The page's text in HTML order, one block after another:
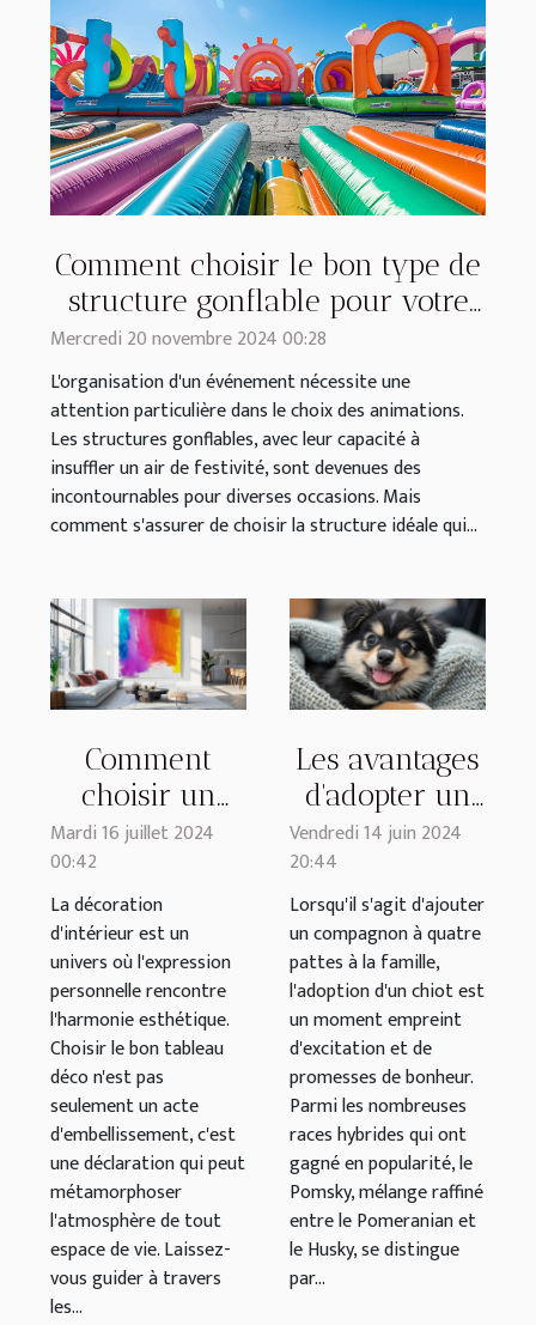
Comment choisir le bon type de
structure gonflable pour votre
événement
Mercredi 20 novembre 2024 00:28
L'organisation d'un événement nécessite une
attention particulière dans le choix des animations.
Les structures gonflables, avec leur capacité à
insuffler un air de festivité, sont devenues des
incontournables pour diverses occasions. Mais
comment s'assurer de choisir la structure idéale qui...
Comment
choisir un
tableau déco
transforme
votre intérieur
Mardi 16 juillet 2024
00:42
La décoration
d'intérieur est un
univers où l'expression
personnelle rencontre
l'harmonie esthétique.
Choisir le bon tableau
déco n'est pas
seulement un acte
d'embellissement, c'est
une déclaration qui peut
métamorphoser
l'atmosphère de tout
espace de vie. Laissez-
vous guider à travers
les...
Les avantages
d'adopter un
chiot Pomsky
auprès d'un
élevage
familial dédié
Vendredi 14 juin 2024
20:44
Lorsqu'il s'agit d'ajouter
un compagnon à quatre
pattes à la famille,
l'adoption d'un chiot est
un moment empreint
d'excitation et de
promesses de bonheur.
Parmi les nombreuses
races hybrides qui ont
gagné en popularité, le
Pomsky, mélange raffiné
entre le Pomeranian et
le Husky, se distingue
par...